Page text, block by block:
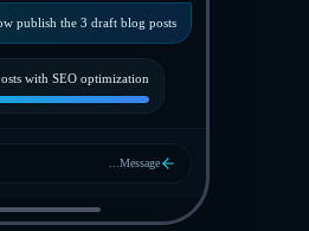
publish the 3 draft blog posts
with SEO optimization...
Message...